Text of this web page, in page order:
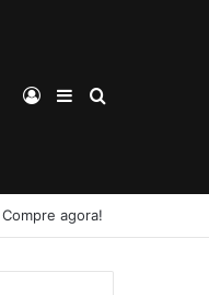
EntrarBarra Lateral
Procurar por
Compre agora!